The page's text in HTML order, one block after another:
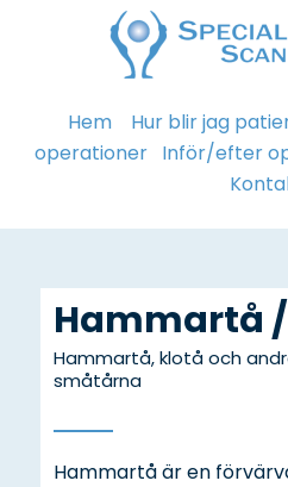
Hem Hur blir jag
operationer Inför/efter
Hammartå
Hammartå, klotå och
småtårna
Hammartå är en